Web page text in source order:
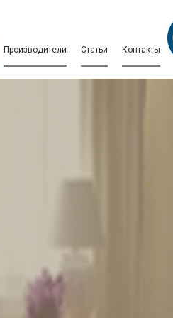
Производители Статьи Контакты